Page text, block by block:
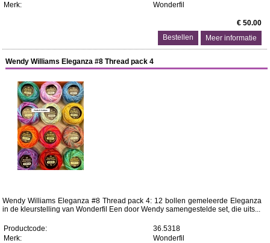
Merk:
Wonderfil
€ 50.00
Meer informatie
Wendy Williams Eleganza #8 Thread pack 4
Wendy Williams Eleganza #8 Thread pack 4: 12 bollen gemeleerde Eleganza
in de kleurstelling van Wonderfil Een door Wendy samengestelde set, die uits...
Productcode:
36.5318
Merk:
Wonderfil